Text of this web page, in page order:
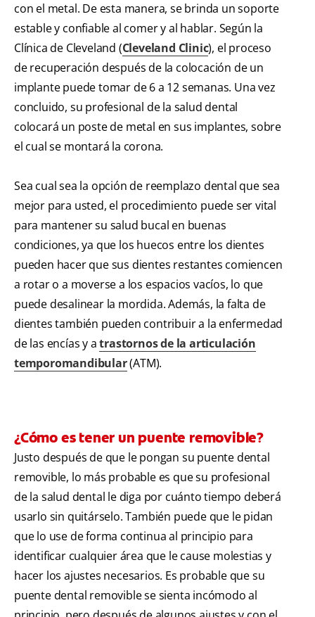
con el metal. De esta manera, se brinda un soporte
estable y confiable al comer y al hablar. Según la
Clínica de Cleveland (Cleveland Clinic), el proceso
de recuperación después de la colocación de un
implante puede tomar de 6 a 12 semanas. Una vez
concluido, su profesional de la salud dental
colocará un poste de metal en sus implantes, sobre
el cual se montará la corona.
Sea cual sea la opción de reemplazo dental que sea
mejor para usted, el procedimiento puede ser vital
para mantener su salud bucal en buenas
condiciones, ya que los huecos entre los dientes
pueden hacer que sus dientes restantes comiencen
a rotar o a moverse a los espacios vacíos, lo que
puede desalinear la mordida. Además, la falta de
dientes también pueden contribuir a la enfermedad
de las encías y atrastornos de la articulación
temporomandibular(ATM).
¿Cómo es tener un puente removible?
Justo después de que le pongan su puente dental
removible, lo más probable es que su profesional
de la salud dental le diga por cuánto tiempo deberá
usarlo sin quitárselo. También puede que le pidan
que lo use de forma continua al principio para
identificar cualquier área que le cause molestias y
hacer los ajustes necesarios. Es probable que su
puente dental removible se sienta incómodo al